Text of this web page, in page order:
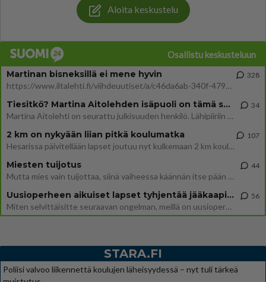
Aloita keskustelu
Osallistu keskusteluun
Martinan bisneksillä ei mene hyvin
https://www.iltalehti.fi/viihdeuutiset/a/c46da6ab-340f-4790-aaa7-0865eed2336 Yrityksen konkurssihakemus on tullut kärä
328
Tiesitkö? Martina Aitolehden isäpuoli on tämä suosittu laulaja
Martina Aitolehti on seurattu julkisuuden henkilö. Lähipiiriin mahtuu muitakin tunnettuja henkilöitä. Tiesitkö, että Ma
34
2 km on nykyään liian pitkä koulumatka
Hesarissa päivitellään lapset joutuu nyt kulkemaan 2 km kouluun jösses. Ruostefillarilla tuo matka menee vaikka miten äk
107
Miesten tuijotus
Mutta mies vain tuijottaa, siinä vaiheessa käännän itse pään pois. Mikä juttu? Yleensä jos joku tuijottaa tai katsoo, hä
44
Uusioperheen aikuiset lapset tyhjentää jääkaapin käydessään
Miten selvittäisitte seuraavan ongelman, meillä on uusioperhe, minulla teini-ikäiset lapset ja puolisolla aikuiset, jotk
56
STARA.FI
Poliisi valvoo liikennettä koulujen läheisyydessä – nyt tuli tärkeä